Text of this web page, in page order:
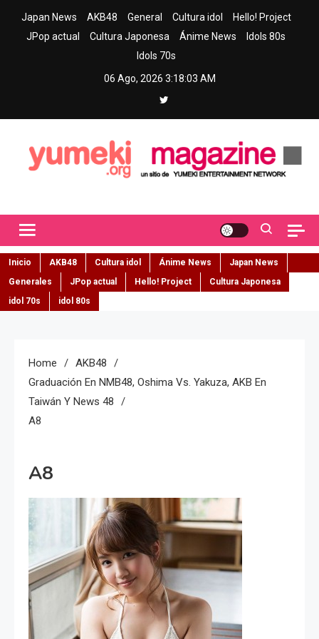
Japan News AKB48 General Cultura idol
Hello! Project
JPop actual
Cultura Japonesa Ánime News
Idols 80s
Idols 70s
06 Ago, 2026 3:18:04 AM
Inicio AKB48 Cultura idol Ánime News
Japan News
Generales
JPop actual Hello! Project
Cultura Japonesa
idol 70s
idol 80s
Home
AKB48
Graduación En NMB48, Oshima Vs. Yakuza, AKB En
Taiwán Y News 48
A8
A8